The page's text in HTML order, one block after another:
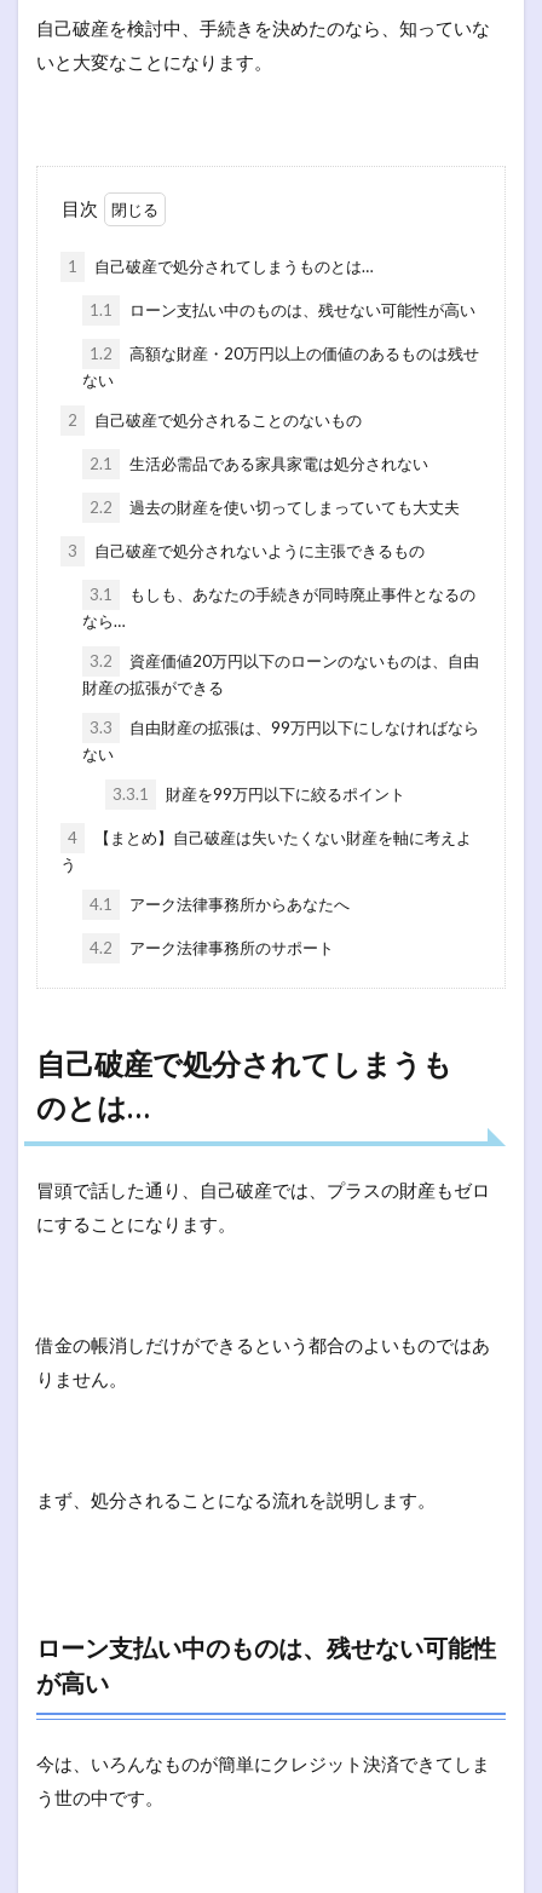
自己破産を検討中、手続きを決めたのなら、知っていな
いと大変なことになります。
目次
1 自己破産で処分されてしまうものとは…
1.1 ローン支払い中のものは、残せない可能性が高い
1.2
高額な財産・20万円以上の価値のあるものは残せ
ない
2 自己破産で処分されることのないもの
2.1 生活必需品である家具家電は処分されない
2.2 過去の財産を使い切ってしまっていても大丈夫
3 自己破産で処分されないように主張できるもの
3.1
もしも、あなたの手続きが同時廃止事件となるの
なら…
3.2
資産価値20万円以下のローンのないものは、自由
財産の拡張ができる
3.3
自由財産の拡張は、99万円以下にしなければなら
ない
3.3.1 財産を99万円以下に絞るポイント
4
【まとめ】自己破産は失いたくない財産を軸に考えよ
う
4.1 アーク法律事務所からあなたへ
4.2 アーク法律事務所のサポート
自己破産で処分されてしまうも
のとは…
冒頭で話した通り、自己破産では、プラスの財産もゼロ
にすることになります。
借金の帳消しだけができるという都合のよいものではあ
りません。
まず、処分されることになる流れを説明します。
ローン支払い中のものは、残せない可能性
が高い
今は、いろんなものが簡単にクレジット決済できてしま
う世の中です。